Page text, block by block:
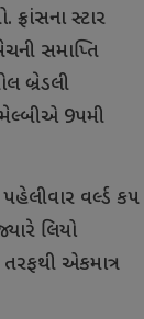
સ્ટાર
સમાપ્તિ
બ્રેડલી
9પમી
વર્લ્ડ કપ
લિયો
એકમાત્ર